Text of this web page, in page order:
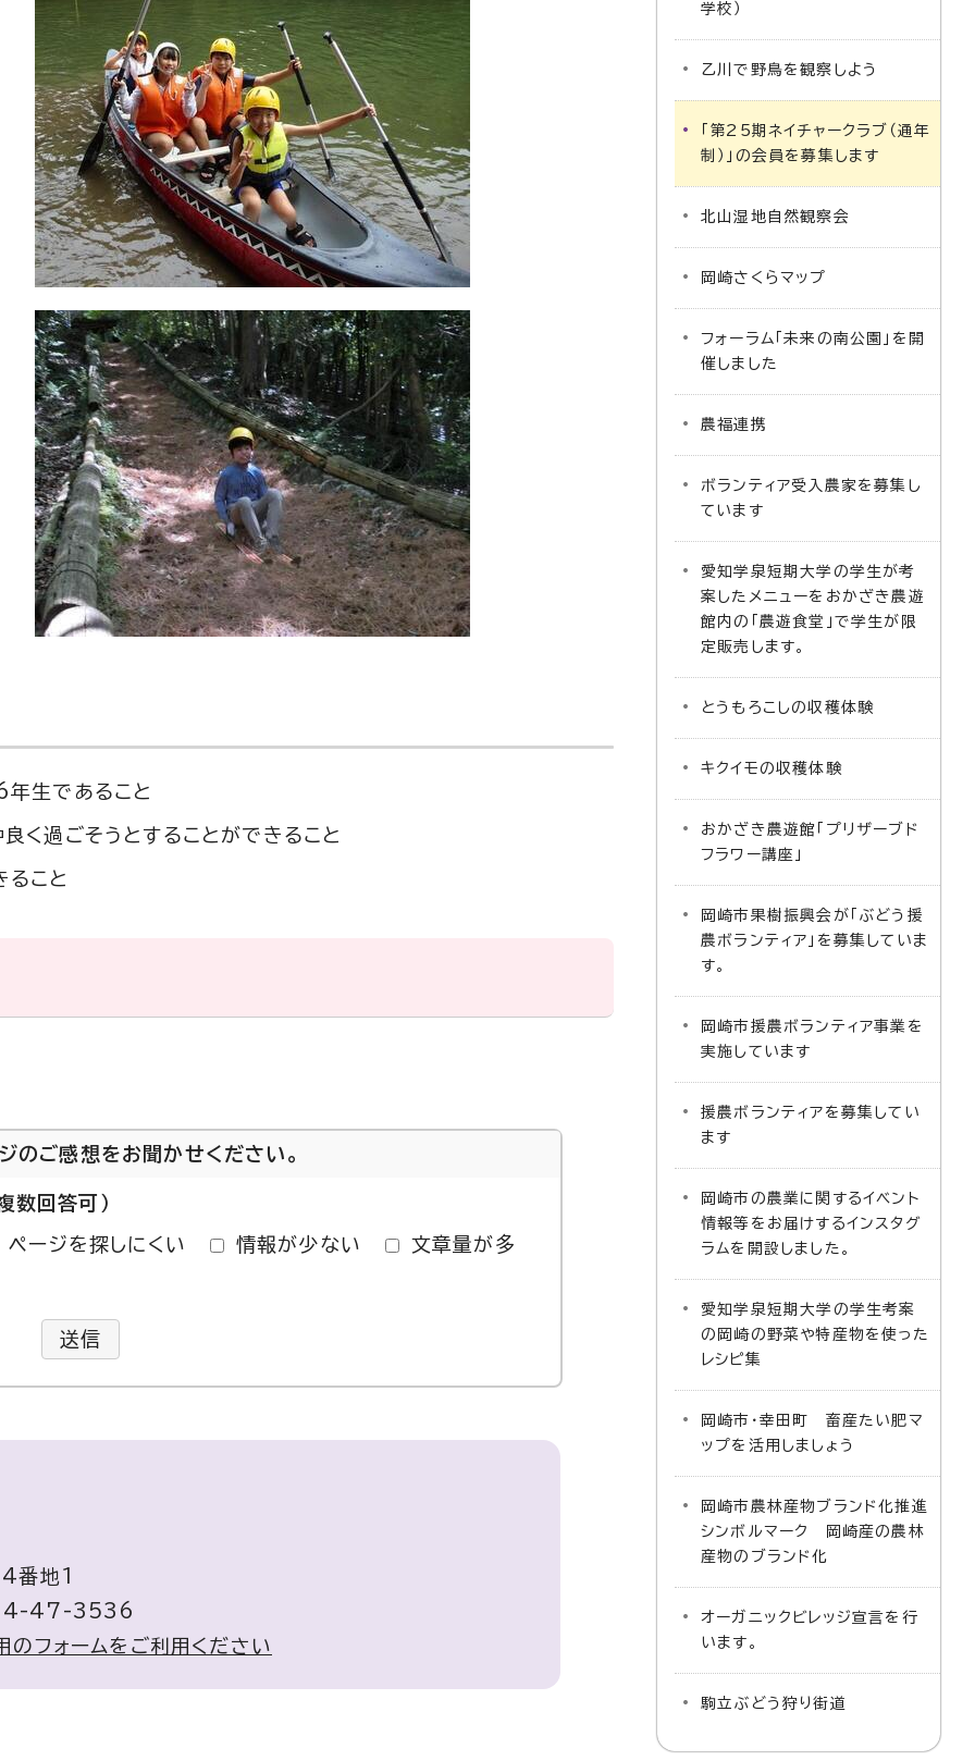
生であること
く過ごそうとすることができること
ること
のご感想をお聞かせください。
数回答可）
ページを探しにくい 情報が少ない 文章量が多
送信
番地1
47-3536
フォームをご利用ください
学校）
乙川で野鳥を観察しよう
「第25期ネイチャークラブ（通年
制）」の会員を募集します
北山湿地自然観察会
岡崎さくらマップ
フォーラム「未来の南公園」を開
催しました
農福連携
ボランティア受入農家を募集し
ています
愛知学泉短期大学の学生が考
案したメニューをおかざき農遊
館内の「農遊食堂」で学生が限
定販売します。
とうもろこしの収穫体験
キクイモの収穫体験
おかざき農遊館「プリザーブド
フラワー講座」
岡崎市果樹振興会が「ぶどう援
農ボランティア」を募集していま
す。
岡崎市援農ボランティア事業を
実施しています
援農ボランティアを募集してい
ます
岡崎市の農業に関するイベント
情報等をお届けするインスタグ
ラムを開設しました。
愛知学泉短期大学の学生考案
の岡崎の野菜や特産物を使った
レシピ集
岡崎市・幸田町 畜産たい肥マ
ップを活用しましょう
岡崎市農林産物ブランド化推進
シンボルマーク 岡崎産の農林
産物のブランド化
オーガニックビレッジ宣言を行
います。
駒立ぶどう狩り街道